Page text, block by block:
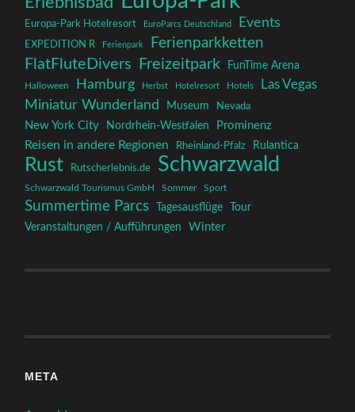
Europa-Park Hotelresort EuroParcs Deutschland Events
EXPEDITION R Ferienpark Ferienparkketten
FlatFluteDivers Freizeitpark FunTime Arena
Halloween Hamburg Herbst Hotelresort Hotels
Las Vegas
Miniatur Wunderland
Museum Nevada
New York City Nordrhein-Westfalen Prominenz
Reisen in andere Regionen Rheinland-Pfalz Rulantica
Rust Rutscherlebnis.de Schwarzwald
Schwarzwald Tourismus GmbH Sommer Sport
Summertime Parcs Tagesausflüge
Tour
Veranstaltungen / Aufführungen
Winter
META